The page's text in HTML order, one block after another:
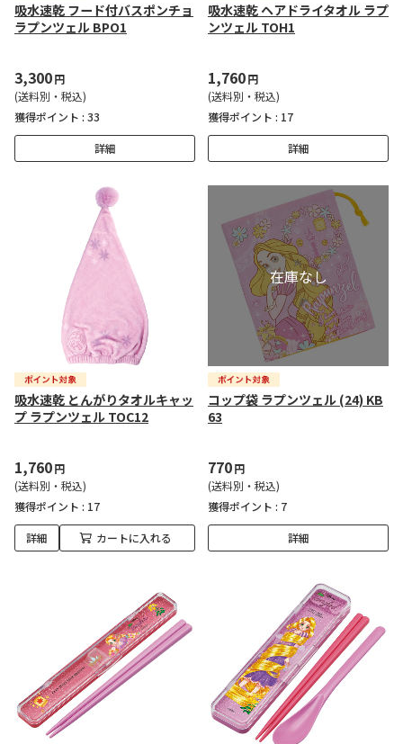
吸水速乾 フード付バスポンチョ
ラプンツェル BPO1
3,300円
(送料別・税込)
獲得ポイント : 33
詳細
吸水速乾 ヘアドライタオル ラプ
ンツェル TOH1
1,760円
(送料別・税込)
獲得ポイント : 17
詳細
吸水速乾 とんがりタオルキャッ
プ ラプンツェル TOC12
1,760円
(送料別・税込)
獲得ポイント : 17
詳細 カートに入れる
コップ袋 ラプンツェル (24) KB
63
770円
(送料別・税込)
獲得ポイント : 7
詳細